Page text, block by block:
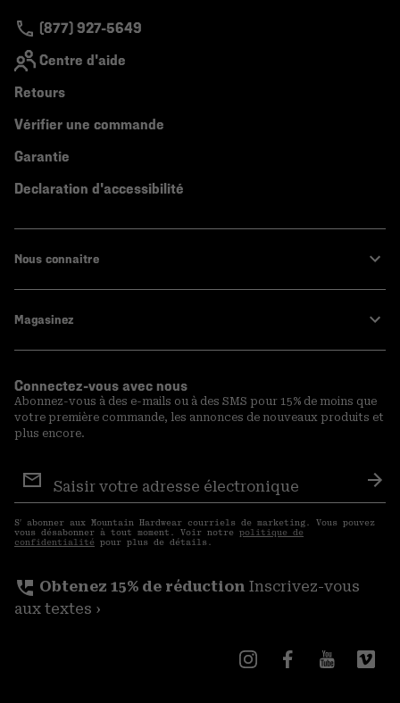
(877) 927-5649
Centre d'aide
Retours
Vérifier une commande
Garantie
Declaration d'accessibilité
Nous connaitre
Magasinez
Connectez-vous avec nous
Abonnez-vous à des e-mails ou à des SMS pour 15% de moins que
votre première commande, les annonces de nouveaux produits et
plus encore.
aux
courriels
S′ abonner aux Mountain Hardwear courriels de marketing. Vous pouvez
vous désabonner à tout moment. Voir notre politique de
confidentialité pour plus de détails.
perm_phone_msg Obtenez 15% de réduction Inscrivez-vous
aux textes ›